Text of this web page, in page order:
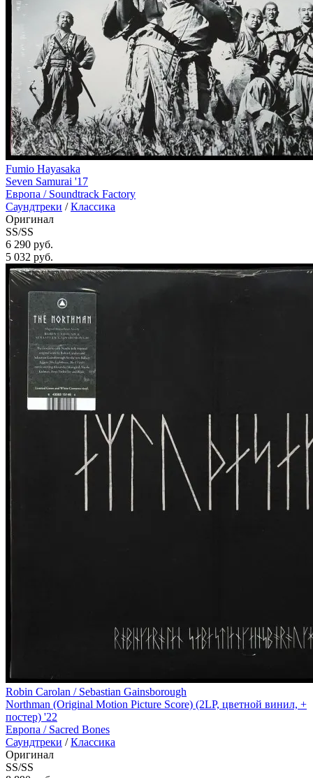
Fumio Hayasaka
Seven Samurai '17
Европа / Soundtrack Factory
Саундтреки /Классика
Оригинал
SS/SS
6 290 руб.
5 032 руб.
Robin Carolan / Sebastian Gainsborough
Northman (Original Motion Picture Score) (2LP, цветной винил, +
постер) '22
Европа / Sacred Bones
Саундтреки /Классика
Оригинал
SS/SS